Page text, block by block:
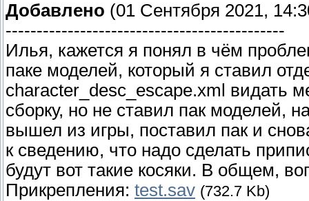
Добавлено (01 Сентября 2021,
---------------------------------------------
Илья, кажется я понял в чём
паке моделей, который я ставил
character_desc_escape.xml видать
сборку, но не ставил пак моделей,
вышел из игры, поставил пак и
к сведению, что надо сделать
будут вот такие косяки. В общем,
Прикрепления: test.sav (732.7 Kb)